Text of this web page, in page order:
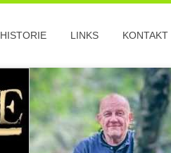
HISTORIE LINKS KONTAKT